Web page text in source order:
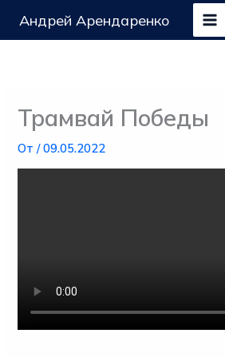
Андрей Арендаренко
Трамвай Победы
От/09.05.2022